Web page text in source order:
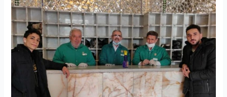
کرامات
۱۸
”
ماجرای
کفشدار
حرم
رضوی